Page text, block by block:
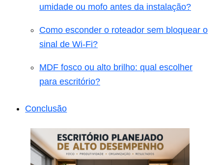
umidade ou mofo antes da instalação?
Como esconder o roteador sem bloquear o
sinal de Wi-Fi?
MDF fosco ou alto brilho: qual escolher
para escritório?
Conclusão